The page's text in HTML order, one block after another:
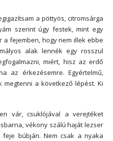
a pöttyös, citromsárga
szerint úgy festek, mint egy
fejemben, hogy nem illek ebbe
alak lennék egy rosszul
miért, hisz az erdő
az érkezésemre. Egyértelmű,
megtenni a következő lépést. Ki
vár, csuklójával a verejtéket
vékony szálú haját lezser
búbján. Nem csak a nyaka